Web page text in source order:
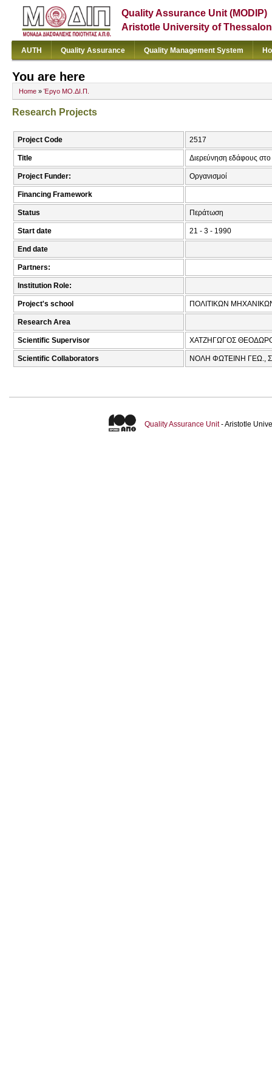
Quality Assurance Unit (MODIP)
Aristotle University of
AUTH Quality Assurance Quality Management System
You are here
Home » Έργο ΜΟ.ΔΙ.Π.
Research Projects
Project Code 2517
Title Διερεύνηση εδάφους στο
Project Funder: Οργανισμοί
Financing Framework
Status Περάτωση
Start date 21 - 3 - 1990
End date
Partners:
Institution Role:
Project's school ΠΟΛΙΤΙΚΩΝ
Research Area
Scientific Supervisor ΧΑΤΖΗΓΩΓΟΣ
Scientific Collaborators ΝΟΛΗ ΦΩΤΕΙΝΗ ΓΕΩ.,
Quality Assurance Unit- Aristotle